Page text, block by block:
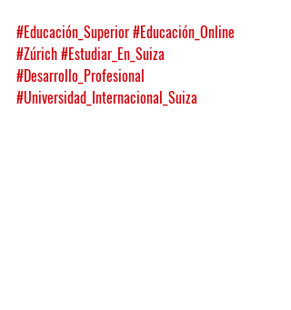
#Educación_Superior#Educación_Online
#Zúrich#Estudiar_En_Suiza
#Desarrollo_Profesional
#Universidad_Internacional_Suiza